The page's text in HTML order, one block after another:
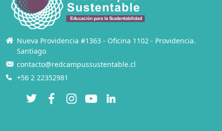
Nueva Providencia #1363 - Oficina 1102 - Providencia.
Santiago
contacto@redcampussustentable.cl
+56 2 22352981
Twitter FacebookInstagramYouTubeLinkedIn